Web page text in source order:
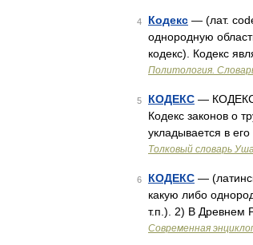
4 Кодекс — (лат.
однородную
кодекс). Кодекс
Политология.
5 КОДЕКС — КОДЕКС,
Кодекс законов о
укладывается в
Толковый словарь
6 КОДЕКС —
какую либо
т.п.). 2) В Древнем
Современная